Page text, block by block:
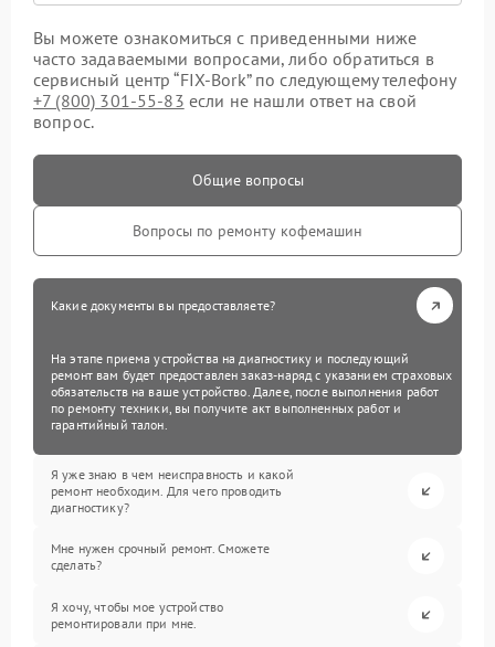
Вы можете ознакомиться с приведенными ниже
часто задаваемыми вопросами, либо обратиться в
сервисный центр “FIX-Bork” по следующему телефону
+7 (800) 301-55-83 если не нашли ответ на свой
вопрос.
Общие вопросы
Вопросы по ремонту кофемашин
Какие документы вы предоставляете?
На этапе приема устройства на диагностику и последующий
ремонт вам будет предоставлен заказ-наряд с указанием страховых
обязательств на ваше устройство. Далее, после выполнения работ
по ремонту техники, вы получите акт выполненных работ и
гарантийный талон.
Я уже знаю в чем неисправность и какой
ремонт необходим. Для чего проводить
диагностику?
Мне нужен срочный ремонт. Сможете
сделать?
Я хочу, чтобы мое устройство
ремонтировали при мне.